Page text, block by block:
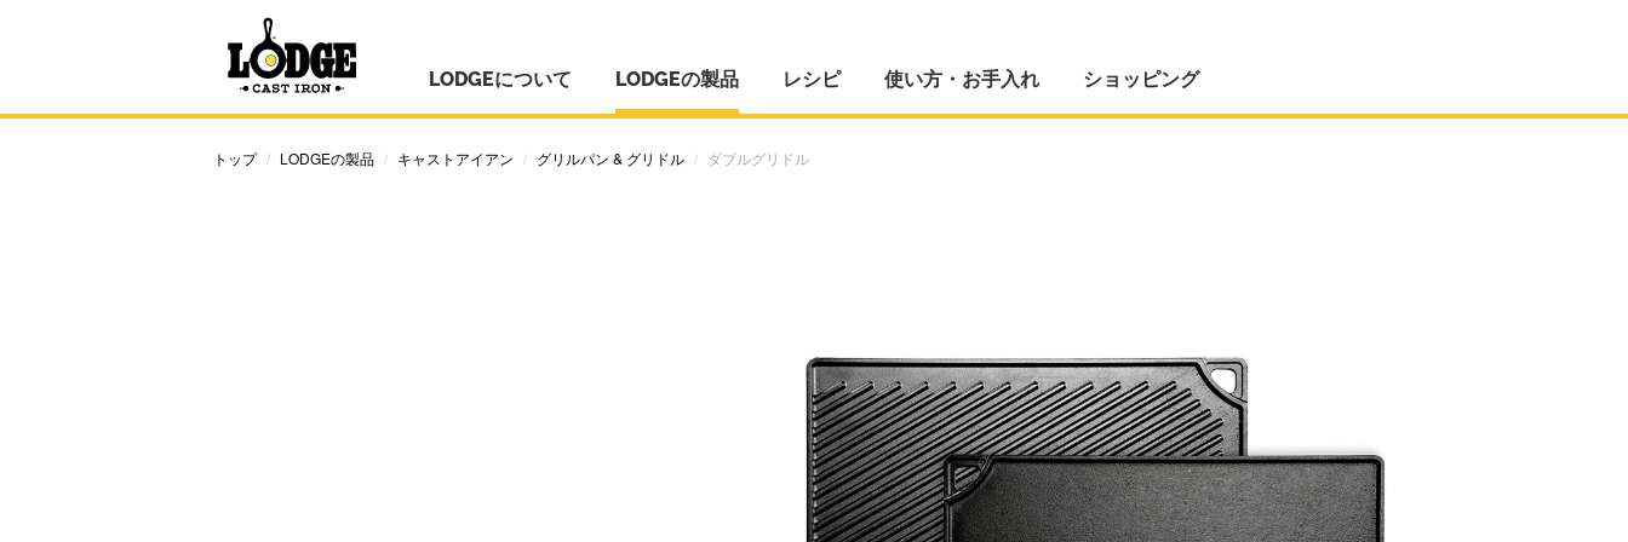
LODGEについて LODGEの製品 レシピ 使い方・お手入れ ショッピング
トップ LODGEの製品 キャストアイアン グリルパン & グリドル ダブルグリドル